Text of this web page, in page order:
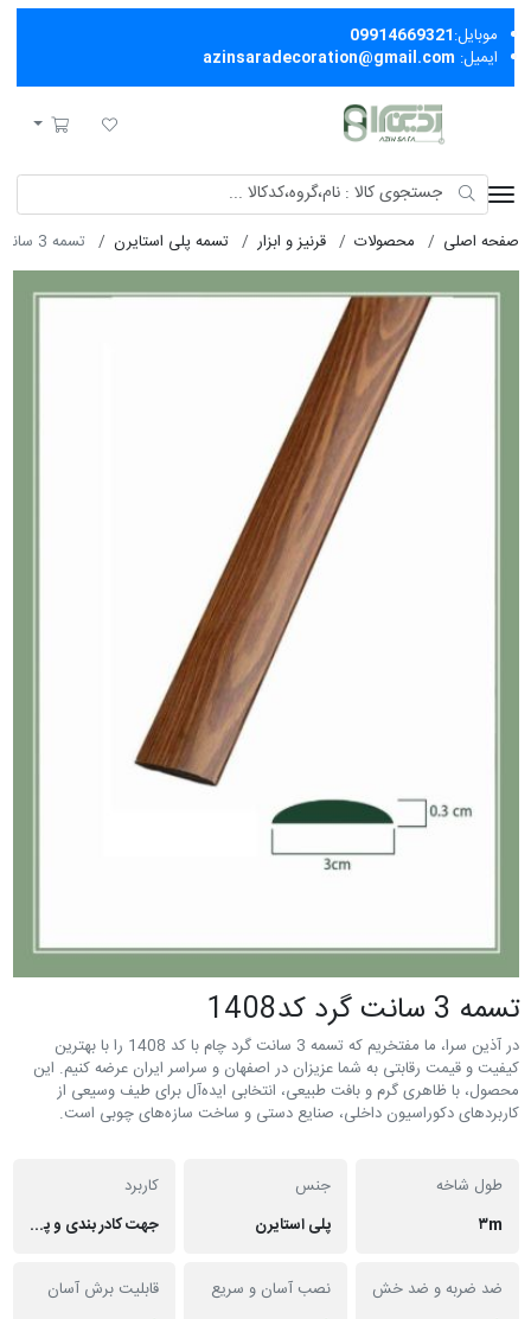
موبایل:09914669321
ایمیل: azinsaradecoration@gmail.com
لیست مورد علاقه
سبد خرید
صفحه اصلی محصولات قرنیز و ابزار تسمه پلی استایرن تسمه 3 سانت گرد کد1408
تسمه 3 سانت گرد کد1408
در آذین سرا، ما مفتخریم که تسمه 3 سانت گرد چام با کد 1408 را با بهترین
کیفیت و قیمت رقابتی به شما عزیزان در اصفهان و سراسر ایران عرضه کنیم. این
محصول، با ظاهری گرم و بافت طبیعی، انتخابی ایده‌آل برای طیف وسیعی از
کاربردهای دکوراسیون داخلی، صنایع دستی و ساخت سازه‌های چوبی است.
طول شاخه
۳m
جنس
پلی استایرن
کاربرد
جهت کادر بندی و پوشاندن خط برش های دیوارپوش ها استفاده می شود.
ضد ضربه و ضد خش نصب آسان و سریع قابلیت برش آسان